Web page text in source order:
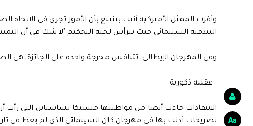
وأقرت الممثل الأميركية أنيت بينينغ بأن الأمور تجري في
البندقية السينمائي حيث تترأس لجنة التحكيم "لا شك في أن
وفي المهرجان الإيطالي، تتنافس مخرجة واحدة على الجائزة، هي الصينة
- عقلية ذكورية -
الانتقادات جاءت أيضا من مواطنتها جيسيكا تشاستاين التي رأت
تصريحات أدلت بها في مهرجان كان السينمائي الذي لم يعط في